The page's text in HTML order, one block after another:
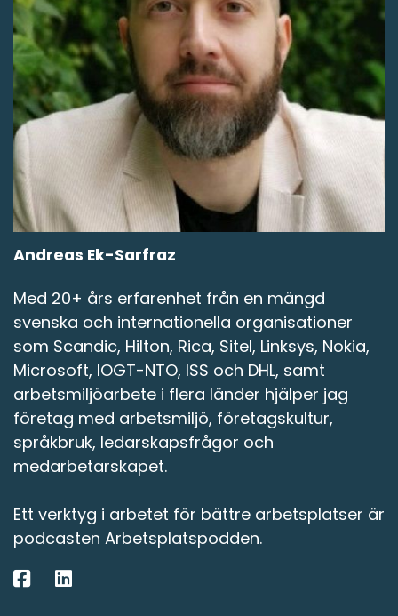
Andreas Ek-Sarfraz
Med 20+ års erfarenhet från en mängd
svenska och internationella organisationer
som Scandic, Hilton, Rica, Sitel, Linksys, Nokia,
Microsoft, IOGT-NTO, ISS och DHL, samt
arbetsmiljöarbete i flera länder hjälper jag
företag med arbetsmiljö, företagskultur,
språkbruk, ledarskapsfrågor och
medarbetarskapet.
Ett verktyg i arbetet för bättre arbetsplatser är
podcasten Arbetsplatspodden.